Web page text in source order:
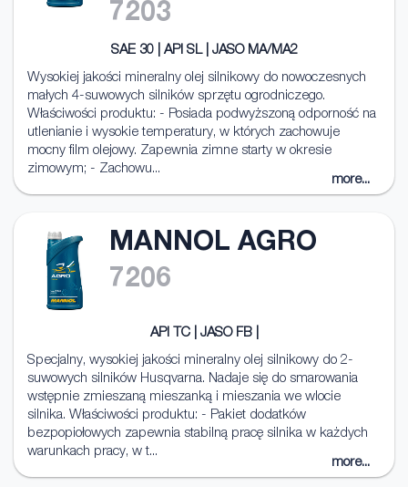
7203
SAE 30 | API SL | JASO MA/MA2
Wysokiej jakości mineralny olej silnikowy do nowoczesnych
małych 4-suwowych silników sprzętu ogrodniczego.
Właściwości produktu: - Posiada podwyższoną odporność na
utlenianie i wysokie temperatury, w których zachowuje
mocny film olejowy. Zapewnia zimne starty w okresie
zimowym; - Zachowu...
more...
MANNOL AGRO
7206
API TC | JASO FB |
Specjalny, wysokiej jakości mineralny olej silnikowy do 2-
suwowych silników Husqvarna. Nadaje się do smarowania
wstępnie zmieszaną mieszanką i mieszania we wlocie
silnika. Właściwości produktu: - Pakiet dodatków
bezpopiołowych zapewnia stabilną pracę silnika w każdych
warunkach pracy, w t...
more...